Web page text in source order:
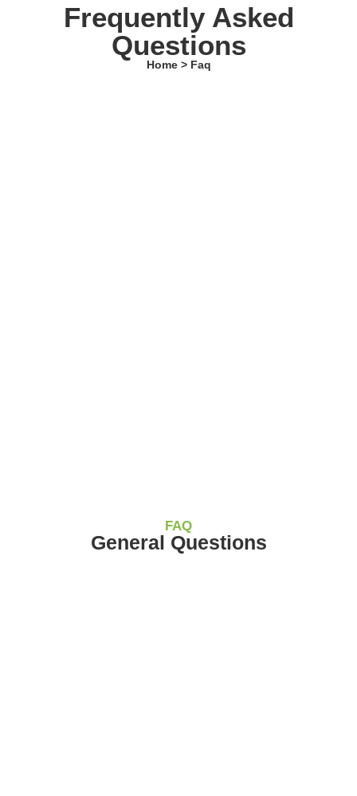
Frequently Asked
Questions
Home > Faq
FAQ
General Questions